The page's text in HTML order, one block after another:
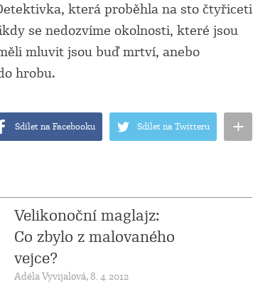
která proběhla na sto čtyřiceti
se nedozvíme okolnosti, které jsou
mluvit jsou buď mrtví, anebo
hrobu.
+
Sdílet na Twitteru
Sdílet na Facebooku
Velikonoční maglajz:
Co zbylo z malovaného
vejce?
Adéla Vyvijalová, 8. 4. 2012